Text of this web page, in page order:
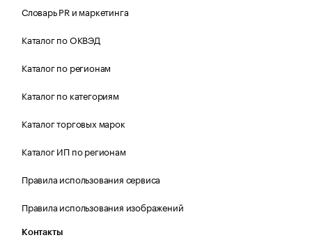
Словарь PR и маркетинга
Каталог по ОКВЭД
Каталог по регионам
Каталог по категориям
Каталог торговых марок
Каталог ИП по регионам
Правила использования сервиса
Правила использования изображений
Контакты